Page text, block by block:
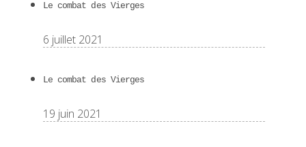
Le combat des Vierges
6 juillet 2021
Le combat des Vierges
19 juin 2021